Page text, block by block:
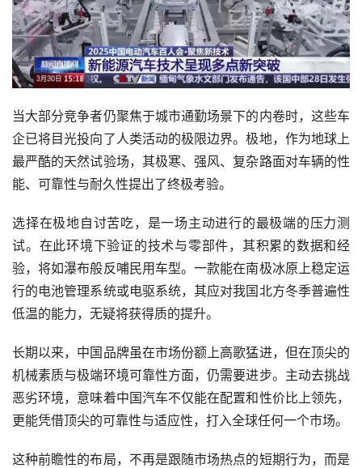
当大部分竞争者仍聚焦于城市通勤场景下的内卷时，这些车
企已将目光投向了人类活动的极限边界。极地，作为地球上
最严酷的天然试验场，其极寒、强风、复杂路面对车辆的性
能、可靠性与耐久性提出了终极考验。
选择在极地自讨苦吃，是一场主动进行的最极端的压力测
试。在此环境下验证的技术与零部件，其积累的数据和经
验，将如瀑布般反哺民用车型。一款能在南极冰原上稳定运
行的电池管理系统或电驱系统，其应对我国北方冬季普遍性
低温的能力，无疑将获得质的提升。
长期以来，中国品牌虽在市场份额上高歌猛进，但在顶尖的
机械素质与极端环境可靠性方面，仍需要进步。主动去挑战
恶劣环境，意味着中国汽车不仅能在配置和性价比上领先，
更能凭借顶尖的可靠性与适应性，打入全球任何一个市场。
这种前瞻性的布局，不再是跟随市场热点的短期行为，而是